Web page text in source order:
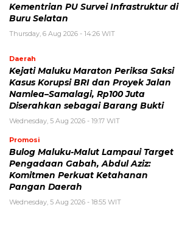
Kementrian PU Survei Infrastruktur di
Buru Selatan
Thursday, 6 Aug 2026 - 14:26 WIT
Daerah
Kejati Maluku Maraton Periksa Saksi
Kasus Korupsi BRI dan Proyek Jalan
Namlea–Samalagi, Rp100 Juta
Diserahkan sebagai Barang Bukti
Wednesday, 5 Aug 2026 - 19:17 WIT
Promosi
Bulog Maluku-Malut Lampaui Target
Pengadaan Gabah, Abdul Aziz:
Komitmen Perkuat Ketahanan
Pangan Daerah
Wednesday, 5 Aug 2026 - 18:55 WIT